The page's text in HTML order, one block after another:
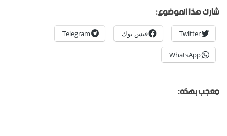
شارك هذا الموضوع:
Twitter فيس بوك Telegram
WhatsApp
معجب بهذه: